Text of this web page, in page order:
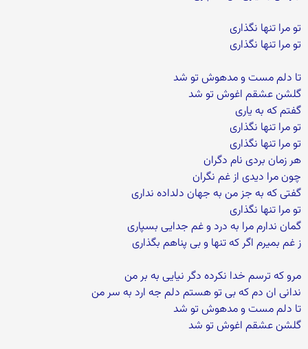
تو مرا تنها نگذاری
تو مرا تنها نگذاری
تا دلم مست و مدهوش تو شد
گلشن عشقم اغوش تو شد
گفتم که به یاری
تو مرا تنها نگذاری
تو مرا تنها نگذاری
هر زمان بردی نام دگران
چون مرا دیدی از غم نگران
گفتی که به جز من به جهان دلداده نداری
تو مرا تنها نگذاری
گمان ندارم مرا به درد و غم جدایی بسپاری
ز غم بمیرم اگر که تنها و بی پناهم بگذاری
مرو که ترسم خدا نکرده دگر نیایی به بر من
ندانی ان دم که بی تو هستم دلم جه ارد به سر من
تا دلم مست و مدهوش تو شد
گلشن عشقم اغوش تو شد